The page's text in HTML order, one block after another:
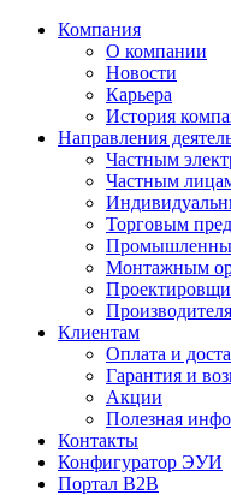
Компания
О компании
Новости
Карьера
История
Направления
Частным
Частным
Торговым
Монтажным
Клиентам
Оплата и
Гарантия и
Акции
Полезная
Контакты
Конфигуратор ЭУИ
Портал B2B